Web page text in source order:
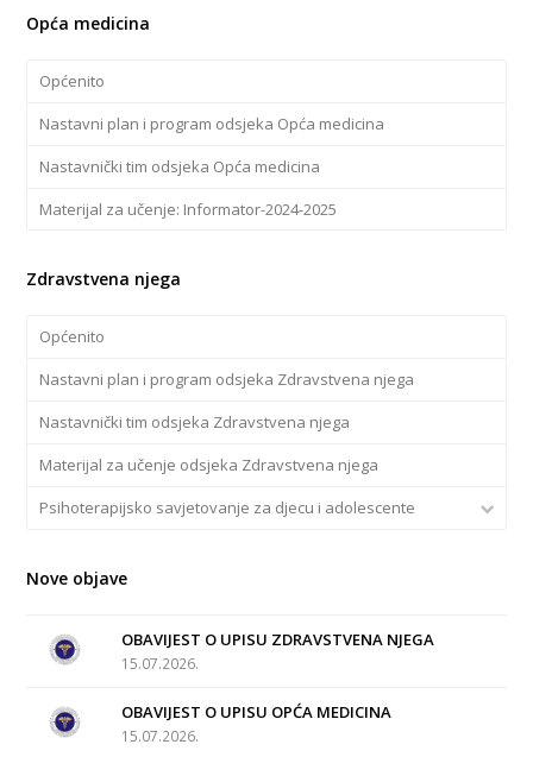
Opća medicina
Općenito
Nastavni plan i program odsjeka Opća medicina
Nastavnički tim odsjeka Opća medicina
Materijal za učenje: Informator-2024-2025
Zdravstvena njega
Općenito
Nastavni plan i program odsjeka Zdravstvena njega
Nastavnički tim odsjeka Zdravstvena njega
Materijal za učenje odsjeka Zdravstvena njega
Psihoterapijsko savjetovanje za djecu i adolescente
Nove objave
OBAVIJEST O UPISU ZDRAVSTVENA NJEGA
15.07.2026.
OBAVIJEST O UPISU OPĆA MEDICINA
15.07.2026.